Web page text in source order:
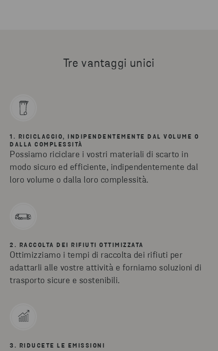
Tre vantaggi unici
1. RICICLAGGIO, INDIPENDENTEMENTE DAL VOLUME O
DALLA COMPLESSITÀ
Possiamo riciclare i vostri materiali di scarto in
modo sicuro ed efficiente, indipendentemente dal
loro volume o dalla loro complessità.
2. RACCOLTA DEI RIFIUTI OTTIMIZZATA
Ottimizziamo i tempi di raccolta dei rifiuti per
adattarli alle vostre attività e forniamo soluzioni di
trasporto sicure e sostenibili.
3. RIDUCETE LE EMISSIONI